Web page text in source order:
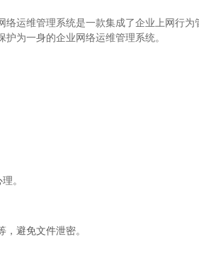
络运维管理系统是一款集成了企业上网行
护为一身的企业网络运维管理系统。
。
避免文件泄密。